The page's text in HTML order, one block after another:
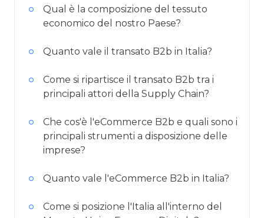
Qual è la composizione del tessuto
economico del nostro Paese?
Quanto vale il transato B2b in Italia?
Come si ripartisce il transato B2b tra i
principali attori della Supply Chain?
Che cos'è l'eCommerce B2b e quali sono i
principali strumenti a disposizione delle
imprese?
Quanto vale l'eCommerce B2b in Italia?
Come si posizione l'Italia all'interno del